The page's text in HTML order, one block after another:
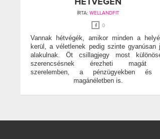
ÍRTA: WELLANDFIT
0
Vannak hétvégék, amikor minden a
kerül, a véletlenek pedig szinte gyanúsan
alakulnak. Öt csillagjegy most
szerencsésnek érezheti magát
szerelemben, a pénzügyekben és
magánéletben is.